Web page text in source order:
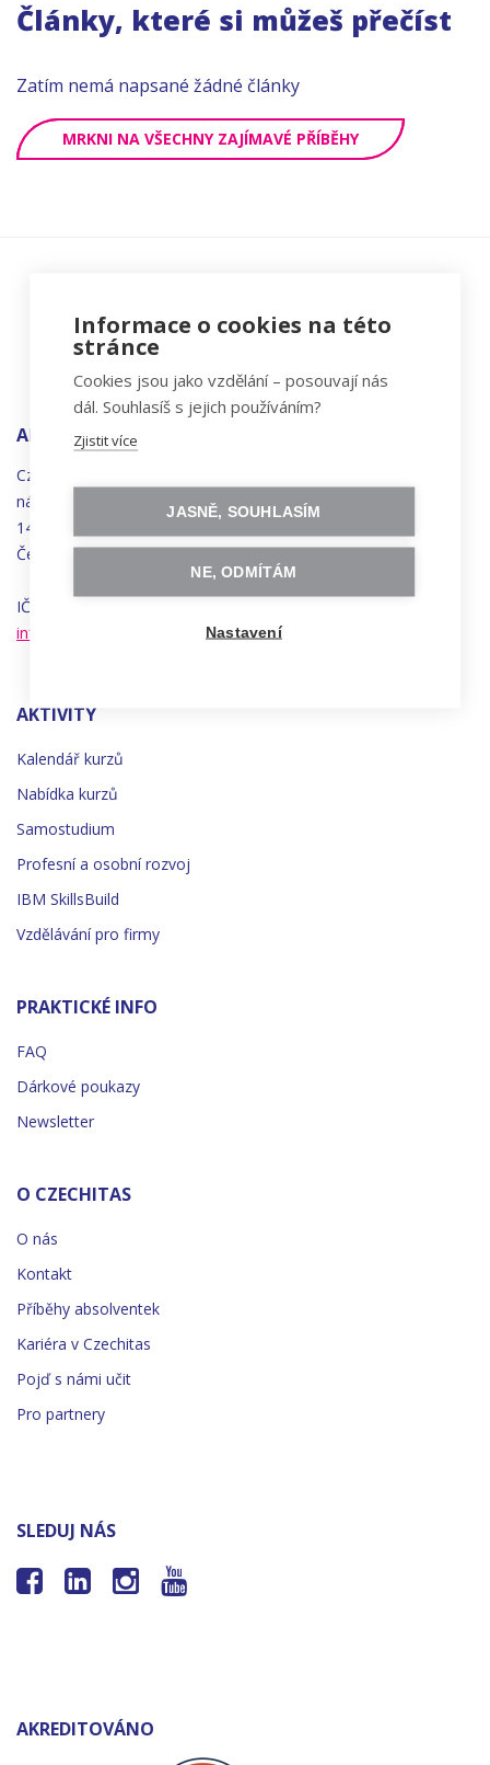
Články, které si můžeš přečíst
Zatím nemá napsané žádné články
MRKNI NA VŠECHNY ZAJÍMAVÉ PŘÍBĚHY
ADRESA
Czechitas, z.ú.
náměstí
Synků 1748/17
140 00 Praha 4 - Nusle
Česká republika
IČO 22834958 | DIČ CZ22834958
info@czechitas.cz
AKTIVITY
Kalendář kurzů
Nabídka kurzů
Samostudium
Profesní a osobní rozvoj
IBM SkillsBuild
Vzdělávání pro firmy
PRAKTICKÉ INFO
FAQ
Dárkové poukazy
Newsletter
O CZECHITAS
O nás
Kontakt
Příběhy absolventek
Kariéra v Czechitas
Pojď s námi učit
Pro partnery
SLEDUJ NÁS
   
AKREDITOVÁNO
Informace o cookies na této
stránce
Cookies jsou jako vzdělání – posouvají nás
dál. Souhlasíš s jejich používáním?
Zjistit více
JASNĚ, SOUHLASÍM
NE, ODMÍTÁM
Nastavení